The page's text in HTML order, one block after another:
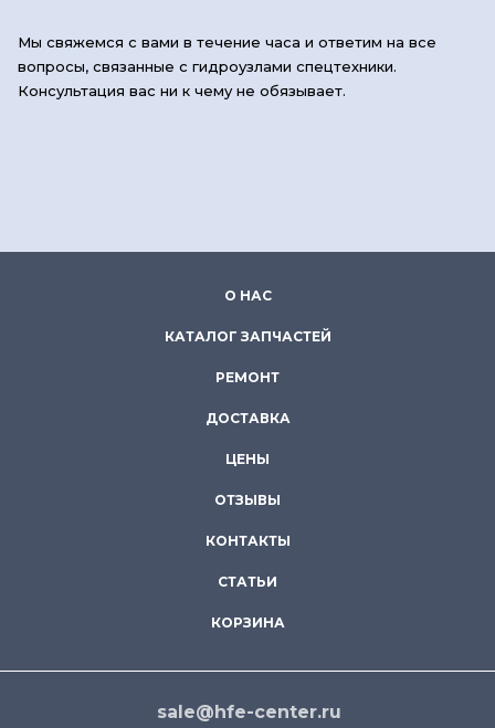
Мы свяжемся с вами в течение часа и ответим на все
вопросы, связанные с гидроузлами спецтехники.
Консультация вас ни к чему не обязывает.
О НАС
КАТАЛОГ ЗАПЧАСТЕЙ
РЕМОНТ
ДОСТАВКА
ЦЕНЫ
ОТЗЫВЫ
КОНТАКТЫ
СТАТЬИ
КОРЗИНА
sale@hfe-center.ru